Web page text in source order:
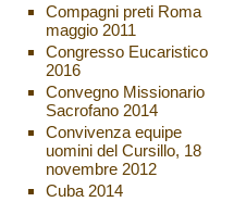
Compagni preti Roma
maggio 2011
Congresso Eucaristico
2016
Convegno Missionario
Sacrofano 2014
Convivenza equipe
uomini del Cursillo, 18
novembre 2012
Cuba 2014